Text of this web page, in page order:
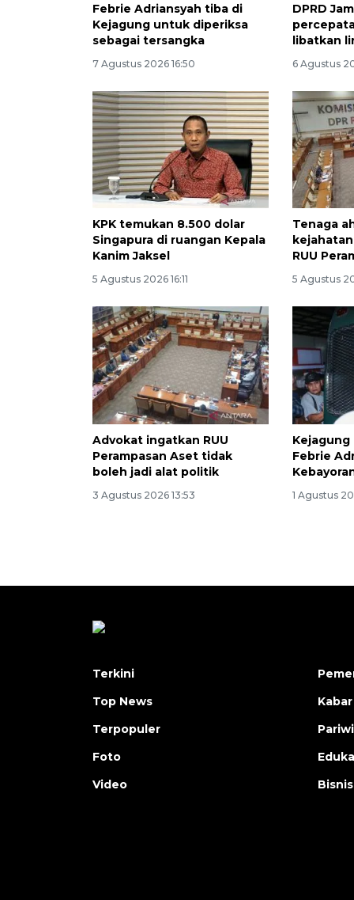
Febrie Adriansyah tiba di
Kejagung untuk diperiksa
sebagai tersangka
7 Agustus 2026 16:50
DPRD
libatkan
6 Agustus
KPK temukan 8.500 dolar
Singapura di ruangan Kepala
Kanim Jaksel
5 Agustus 2026 16:11
Tenaga
RUU
5 Agustus
Advokat ingatkan RUU
Perampasan Aset tidak
boleh jadi alat politik
3 Agustus 2026 13:53
Febrie
1 Agustus
Terkini
Top News
Terpopuler
Foto
Video
Bisnis